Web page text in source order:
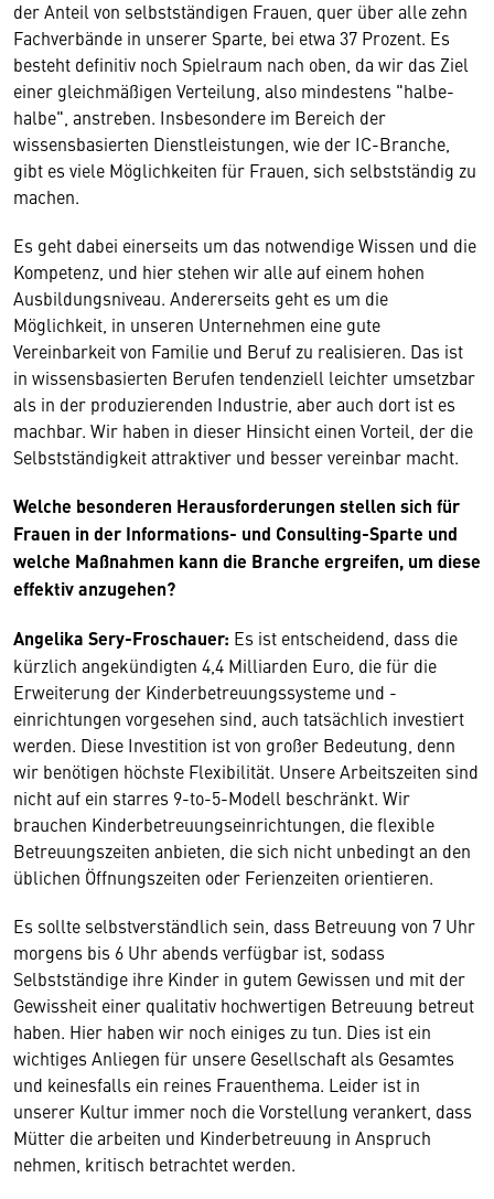
der Anteil von selbstständigen Frauen, quer über alle zehn
Fachverbände in unserer Sparte, bei etwa 37 Prozent. Es
besteht definitiv noch Spielraum nach oben, da wir das Ziel
einer gleichmäßigen Verteilung, also mindestens "halbe-
halbe", anstreben. Insbesondere im Bereich der
wissensbasierten Dienstleistungen, wie der IC-Branche,
gibt es viele Möglichkeiten für Frauen, sich selbstständig zu
machen.
Es geht dabei einerseits um das notwendige Wissen und die
Kompetenz, und hier stehen wir alle auf einem hohen
Ausbildungsniveau. Andererseits geht es um die
Möglichkeit, in unseren Unternehmen eine gute
Vereinbarkeit von Familie und Beruf zu realisieren. Das ist
in wissensbasierten Berufen tendenziell leichter umsetzbar
als in der produzierenden Industrie, aber auch dort ist es
machbar. Wir haben in dieser Hinsicht einen Vorteil, der die
Selbstständigkeit attraktiver und besser vereinbar macht.
Welche besonderen Herausforderungen stellen sich für
Frauen in der Informations- und Consulting-Sparte und
welche Maßnahmen kann die Branche ergreifen, um diese
effektiv anzugehen?
Angelika Sery-Froschauer: Es ist entscheidend, dass die
kürzlich angekündigten 4,4 Milliarden Euro, die für die
Erweiterung der Kinderbetreuungssysteme und -
einrichtungen vorgesehen sind, auch tatsächlich investiert
werden. Diese Investition ist von großer Bedeutung, denn
wir benötigen höchste Flexibilität. Unsere Arbeitszeiten sind
nicht auf ein starres 9-to-5-Modell beschränkt. Wir
brauchen Kinderbetreuungseinrichtungen, die flexible
Betreuungszeiten anbieten, die sich nicht unbedingt an den
üblichen Öffnungszeiten oder Ferienzeiten orientieren.
Es sollte selbstverständlich sein, dass Betreuung von 7 Uhr
morgens bis 6 Uhr abends verfügbar ist, sodass
Selbstständige ihre Kinder in gutem Gewissen und mit der
Gewissheit einer qualitativ hochwertigen Betreuung betreut
haben. Hier haben wir noch einiges zu tun. Dies ist ein
wichtiges Anliegen für unsere Gesellschaft als Gesamtes
und keinesfalls ein reines Frauenthema. Leider ist in
unserer Kultur immer noch die Vorstellung verankert, dass
Mütter die arbeiten und Kinderbetreuung in Anspruch
nehmen, kritisch betrachtet werden.